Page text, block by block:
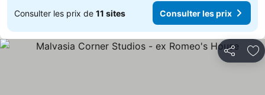
Consulter les prix de 11 sites Consulter les prix
Partager